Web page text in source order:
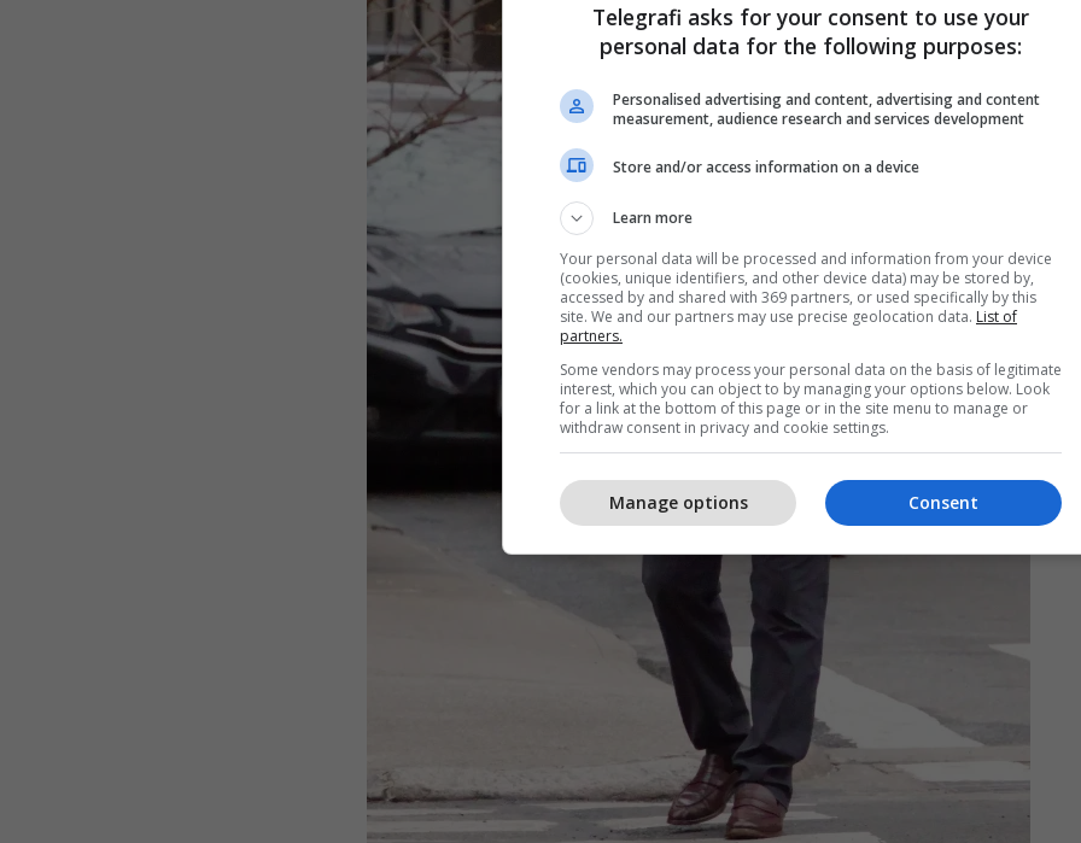
Telegrafi asks for your consent to use your
personal data for the following purposes:
Personalised advertising and content, advertising and content
measurement, audience research and services development
Store and/or access information on a device
Learn more
Your personal data will be processed and information from your device
(cookies, unique identifiers, and other device data) may be stored by,
accessed by and shared with 369 partners, or used specifically by this
site. We and our partners may use precise geolocation data. List of
partners.
Some vendors may process your personal data on the basis of legitimate
interest, which you can object to by managing your options below. Look
for a link at the bottom of this page or in the site menu to manage or
withdraw consent in privacy and cookie settings.
Consent
Manage options